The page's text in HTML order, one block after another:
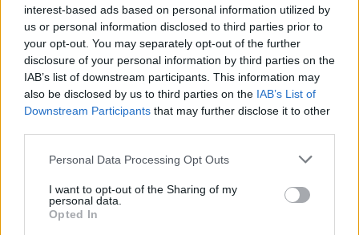
interest-based ads based on personal information utilized by
us or personal information disclosed to third parties prior to
your opt-out. You may separately opt-out of the further
disclosure of your personal information by third parties on the
IAB’s list of downstream participants. This information may
also be disclosed by us to third parties on the IAB’s List of
Downstream Participants that may further disclose it to other
Personal Data Processing Opt Outs
I want to opt-out of the Sharing of my
personal data.
Opted In
Ο Παναγιώτης Τζένος έδινε
καθημερινά το στίγμα της πολιτικής
συχνότητα των
@parapolitika901. Η